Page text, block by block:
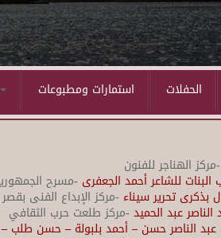
استمارات ومطبوعات الحفلات
-مركز الهناجر للفنون
للشاعر أحمد الجعفرى -مسرح
بذكرى تحرير سيناء -مركز الإبداع الفنى بقصر
عبد الحميد -مركز طلعت حرب الثقافي
الناصر حسن – أحمد بلبولة – حسن طلب